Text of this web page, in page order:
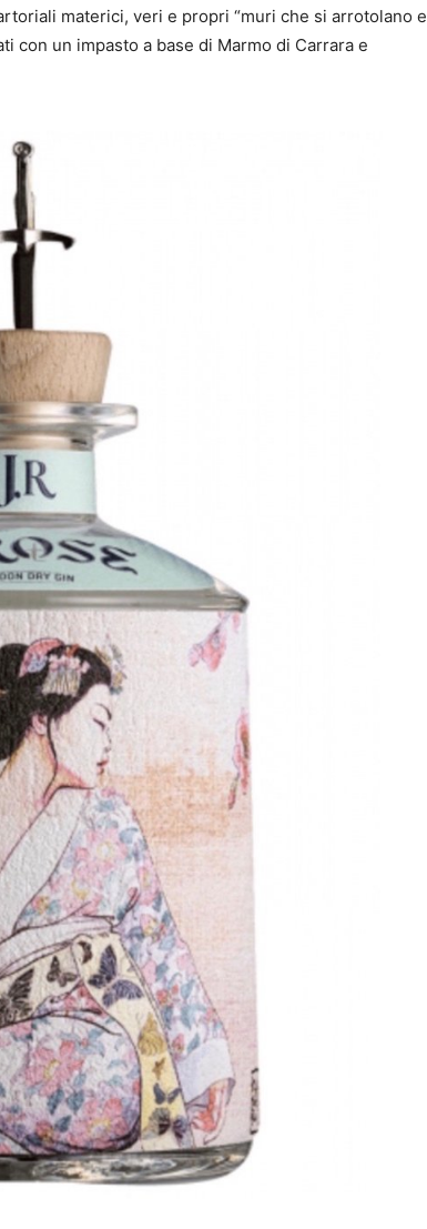
materici, veri e propri “muri che si arrotolano e
con un impasto a base di Marmo di Carrara e